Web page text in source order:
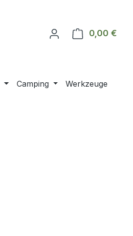
0,00 €
Camping
Werkzeuge